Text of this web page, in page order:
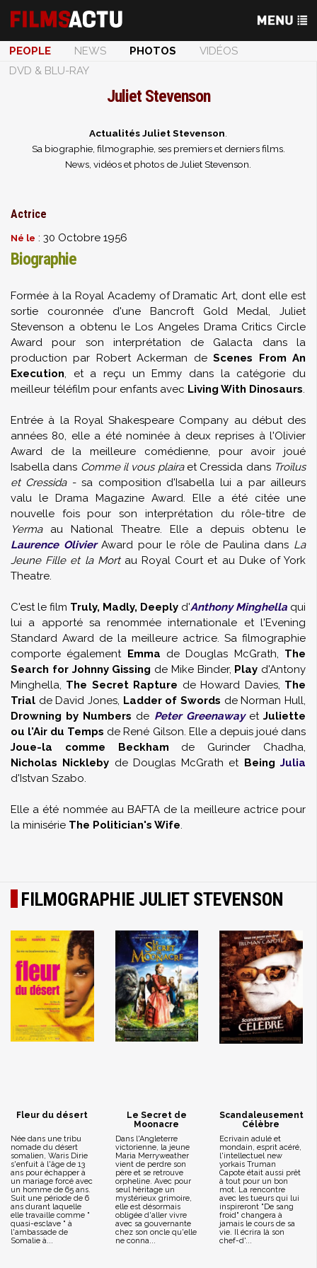
PEOPLE NEWS PHOTOS
VIDÉOS
DVD & BLU-RAY
Juliet Stevenson
Actualités Juliet Stevenson
Sa biographie, filmographie, ses premiers et derniers films.
News, vidéos et photos de Juliet Stevenson.
Actrice
Né le : 30 Octobre 1956
Biographie
Formée à la Royal Academy of Dramatic Art, dont elle est
sortie couronnée d'une Bancroft Gold Medal, Juliet
Stevenson a obtenu le Los Angeles Drama Critics Circle
Award pour son interprétation de Galacta dans la
production par Robert Ackerman deScenes From An
Execution, et a reçu un Emmy dans la catégorie du
meilleur téléfilm pour enfants avec Living With Dinosaurs.
Entrée à la Royal Shakespeare Company au début des
années 80, elle a été nominée à deux reprises à l'Olivier
Award de la meilleure comédienne, pour avoir joué
Isabella dans Comme il vous plairaet Cressida dans Troïlus
et Cressida- sa composition d'Isabella lui a par ailleurs
valu le Drama Magazine Award. Elle a été citée une
nouvelle fois pour son interprétation du rôle-titre de
Yerma au National Theatre. Elle a depuis obtenu le
Laurence OlivierAward pour le rôle de Paulina dans La
Jeune Fille et la Mortau Royal Court et au Duke of York
Theatre.
C'est le film Truly, Madly, Deeply d'Anthony Minghella qui
lui a apporté sa renommée internationale et l'Evening
Standard Award de la meilleure actrice. Sa filmographie
comporte également Emma de Douglas McGrath, The
Search for Johnny Gissing de Mike Binder, Play d'Antony
Minghella, The Secret Rapture de Howard Davies, The
Trial de David Jones, Ladder of Swords de Norman Hull,
Drowning by Numbers de Peter GreenawayetJuliette
ou l'Air du Temps de René Gilson. Elle a depuis joué dans
Joue-la comme Beckham de Gurinder Chadha,
Nicholas Nickleby de Douglas McGrath et BeingJulia
d'Istvan Szabo.
Elle a été nommée au BAFTA de la meilleure actrice pour
la minisérie The Politician's Wife.
FILMOGRAPHIE JULIET STEVENSON
Fleur du désert
Née dans une tribu
nomade du désert
somalien, Waris Dirie
s'enfuit à l'âge de 13
ans pour échapper à
un mariage forcé avec
un homme de 65 ans.
Suit une période de 6
ans durant laquelle
elle travaille comme "
quasi-esclave " à
l'ambassade de
Somalie à...
Le Secret de
Moonacre
Dans l'Angleterre
victorienne, la jeune
Maria Merryweather
vient de perdre son
père et se retrouve
orpheline. Avec pour
seul héritage un
mystérieux grimoire,
elle est désormais
obligée d'aller vivre
avec sa gouvernante
chez son oncle qu'elle
ne conna...
Scandaleusement
Célèbre
Ecrivain adulé et
mondain, esprit acéré,
l'intellectuel new
yorkais Truman
Capote était aussi prêt
à tout pour un bon
mot. La rencontre
avec les tueurs qui lui
inspireront "De sang
froid" changera à
jamais le cours de sa
vie. Il écrira là son
chef-d'...